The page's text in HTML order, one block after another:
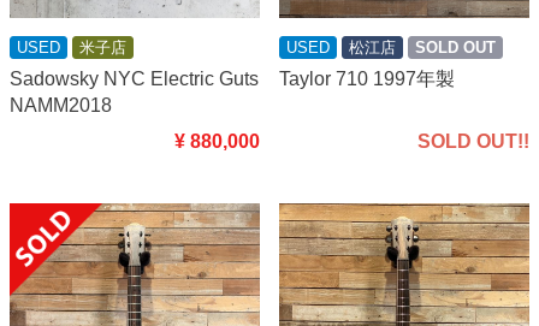
USED 米子店
Sadowsky NYC Electric Guts
NAMM2018
¥ 880,000
USED 松江店 SOLD OUT
Taylor 710 1997年製
SOLD OUT!!